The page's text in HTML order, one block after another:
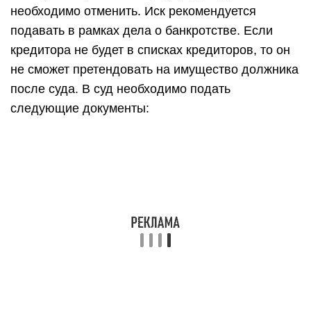
необходимо отменить. Иск рекомендуется
подавать в рамках дела о банкротстве. Если
кредитора не будет в списках кредиторов, то он
не сможет претендовать на имущество должника
после суда. В суд необходимо подать
следующие документы: